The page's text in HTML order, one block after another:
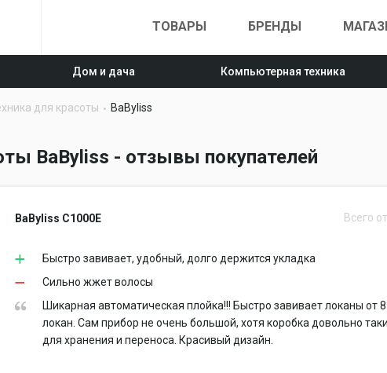
ТОВАРЫ БРЕНДЫ
Дом и дача Компьютерная техника
для красоты BaByliss
BaByliss - отзывы покупателей
BaByliss C1000E Всего
Быстро завивает, удобный, долго держится укладка
Сильно жжет волосы
Шикарная автоматическая плойка!!! Быстро завивает локаны от
локан. Сам прибор не очень большой, хотя коробка довольно
для хранения и переноса. Красивый дизайн.